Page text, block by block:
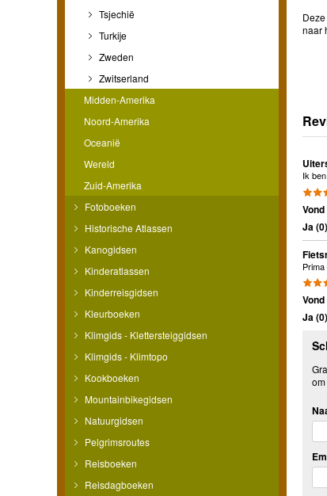
Tsjechië
Turkije
Zweden
Zwitserland
Midden-Amerika
Noord-Amerika
Oceanië
Wereld
Zuid-Amerika
Fotoboeken
Historische Atlassen
Kanogidsen
Kinderatlassen
Kinderreisgidsen
Kleurboeken
Klimgids - Klettersteiggidsen
Klimgids - Klimtopo
Kookboeken
Mountainbikegidsen
Natuurgidsen
Pelgrimsroutes
Reisboeken
Reisdagboeken
naar
Ik
Ja (0)
Ja (0)